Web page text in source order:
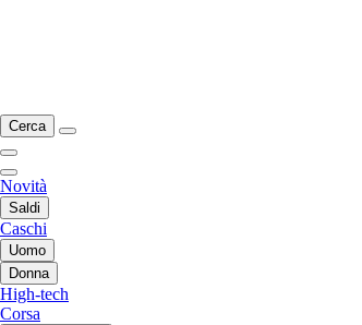
Cerca
Novità
Saldi
Caschi
Uomo
Donna
High-tech
Corsa